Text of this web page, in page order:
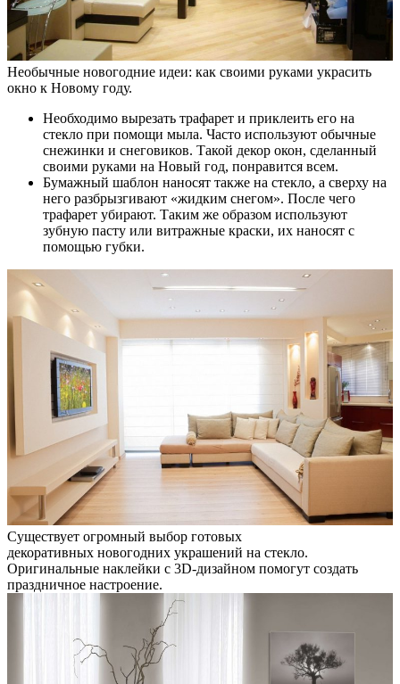
Необычные новогодние идеи: как своими руками украсить
окно к Новому году.
Необходимо вырезать трафарет и приклеить его на
стекло при помощи мыла. Часто используют обычные
снежинки и снеговиков. Такой декор окон, сделанный
своими руками на Новый год, понравится всем.
Бумажный шаблон наносят также на стекло, а сверху на
него разбрызгивают «жидким снегом». После чего
трафарет убирают. Таким же образом используют
зубную пасту или витражные краски, их наносят с
помощью губки.
Существует огромный выбор готовых
декоративных новогодних украшений на стекло.
Оригинальные наклейки с 3D-дизайном помогут создать
праздничное настроение.